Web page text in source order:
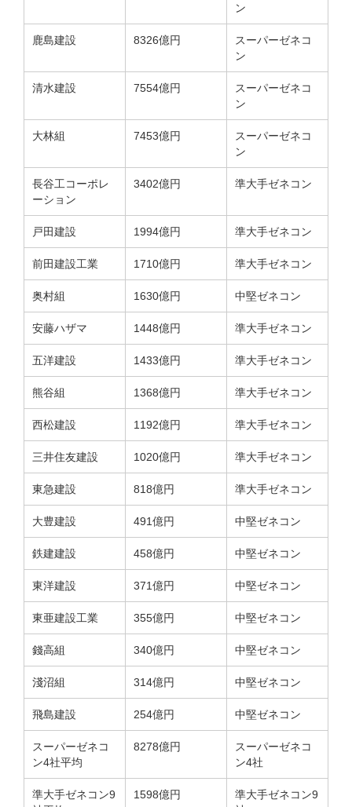
ン
鹿島建設 8326億円
スーパーゼネコ
ン
清水建設 7554億円
スーパーゼネコ
ン
大林組 7453億円
スーパーゼネコ
ン
長谷工コーポレ
ーション
3402億円 準大手ゼネコン
戸田建設 1994億円 準大手ゼネコン
前田建設工業 1710億円 準大手ゼネコン
奥村組 1630億円 中堅ゼネコン
安藤ハザマ 1448億円 準大手ゼネコン
五洋建設 1433億円 準大手ゼネコン
熊谷組 1368億円 準大手ゼネコン
西松建設 1192億円 準大手ゼネコン
三井住友建設 1020億円 準大手ゼネコン
東急建設 818億円 準大手ゼネコン
大豊建設 491億円 中堅ゼネコン
鉄建建設 458億円 中堅ゼネコン
東洋建設 371億円 中堅ゼネコン
東亜建設工業 355億円 中堅ゼネコン
錢高組 340億円 中堅ゼネコン
淺沼組 314億円 中堅ゼネコン
飛島建設 254億円 中堅ゼネコン
スーパーゼネコ
ン4社平均
8278億円
スーパーゼネコ
ン4社
準大手ゼネコン9
1598億円
準大手ゼネコン9